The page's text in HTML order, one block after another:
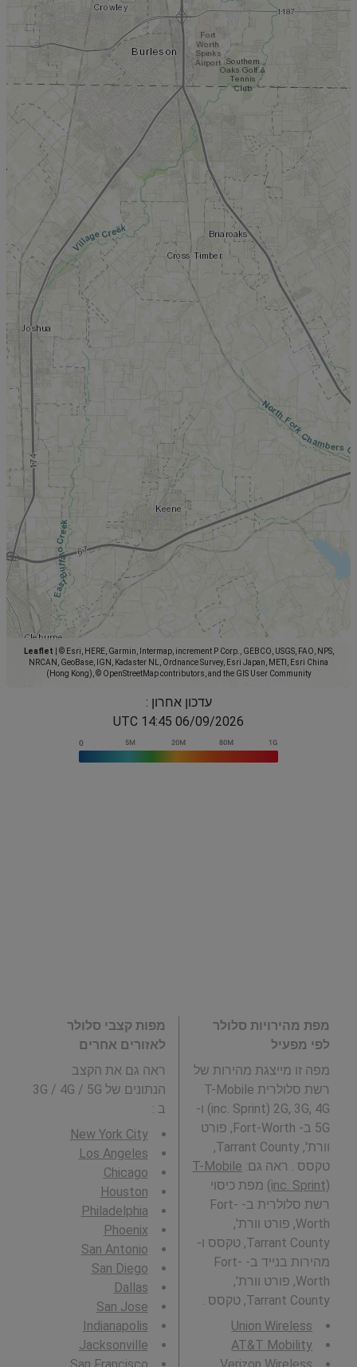
Leaflet
© Esri, HERE, Garmin, Intermap, increment P Corp., GEBCO, USGS, FAO, NPS,
NRCAN, GeoBase, IGN, Kadaster NL, Ordnance Survey, Esri Japan, METI, Esri China
(Hong Kong), © OpenStreetMap contributors, and the GIS User Community
עדכון אחרון :
06/09/2026 14:45 UTC
מפת מהירויות סלולר
לפי מפעיל
מפה זו מייצגת מהירות של
רשת סלולרית T-Mobile
(inc. Sprint) 2G, 3G, 4G ו-
5G ב- Fort-Worth, פורט
וורת', Tarrant County,
טקסס . ראה גם: T-Mobile
(inc. Sprint) מפת כיסוי
רשת סלולרית ב- Fort-
Worth, פורט וורת',
Tarrant County, טקסס ו-
מהירות בנייד ב- Fort-
Worth, פורט וורת',
Tarrant County, טקסס .
Union Wireless
AT&T Mobility
מפות קצבי סלולר
לאזורים אחרים
ראה גם את הקצב
הנתונים של 3G / 4G / 5G
ב :
New York City
Los Angeles
Chicago
Houston
Philadelphia
Phoenix
San Antonio
San Diego
Dallas
San Jose
Indianapolis
Jacksonville